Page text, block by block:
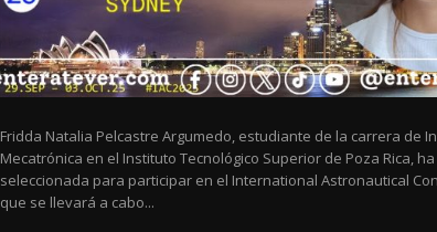
Fridda Natalia Pelcastre Argumedo, estudiante de la carrera de
Mecatrónica en el Instituto Tecnológico Superior de Poza Rica,
seleccionada para participar en el International Astronautical
que se llevará a cabo...